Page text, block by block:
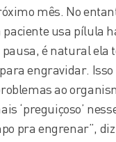
mês. No
paciente usa pílula
pausa, é natural ela
engravidar.
ao
‘preguiçoso’
pra engrenar”,